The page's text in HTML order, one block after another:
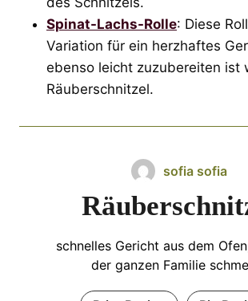
Spinat-Lachs-Rolle: Diese
Variation für ein herzhaftes
ebenso leicht zuzubereiten ist
Räuberschnitzel.
sofia sofia
schnelles Gericht aus dem
der ganzen Familie